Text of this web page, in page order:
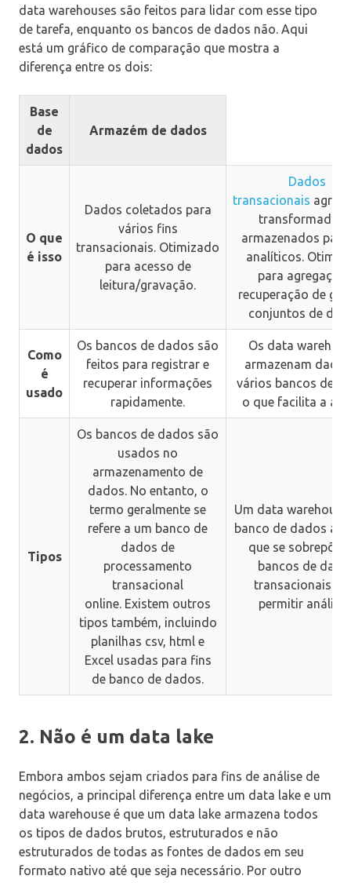
data warehouses são feitos para lidar com esse tipo
de tarefa, enquanto os bancos de dados não. Aqui
está um gráfico de comparação que mostra a
diferença entre os dois:
Base
de
dados
Armazém de dados
O que
é isso
Dados coletados para
vários fins
transacionais. Otimizado
para acesso de
leitura/gravação.
Dados
transacionais
transformados
armazenados
analíticos.
para agregação
recuperação de
conjuntos de
Como
é
usado
Os bancos de dados são
feitos para registrar e
recuperar informações
rapidamente.
Os data
armazenam
vários bancos de
o que facilita a
Tipos
Os bancos de dados são
usados ​​no
armazenamento de
dados. No entanto, o
termo geralmente se
refere a um banco de
dados de
processamento
transacional
online. Existem outros
tipos também, incluindo
planilhas csv, html e
Excel usadas para fins
de banco de dados.
Um data warehouse
banco de dados
que se sobrepõe
bancos de
transacionais
permitir
2. Não é um data lake
Embora ambos sejam criados para fins de análise de
negócios, a principal diferença entre um data lake e um
data warehouse é que um data lake armazena todos
os tipos de dados brutos, estruturados e não
estruturados de todas as fontes de dados em seu
formato nativo até que seja necessário. Por outro